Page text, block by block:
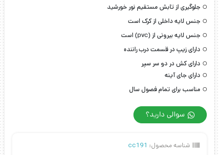
جلوگیری از تابش مستقیم نور خورشید
جنس لایه داخلی از کرک است
جنس لایه بیرونی از (pvc) است
دارای زیپ در قسمت درب راننده
دارای کش در دو سر سپر
دارای جای آینه
مناسب برای تمام فصول سال
سوالی دارید؟
شناسه محصول: cc191